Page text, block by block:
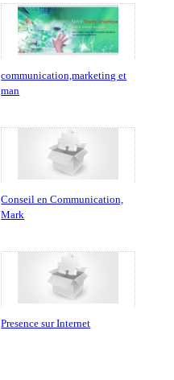
communication,marketing et
man
Conseil en Communication,
Mark
Presence sur Internet